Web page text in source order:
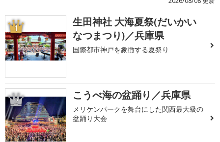
1
生田神社 大海夏祭(だいかい
なつまつり)／兵庫県
国際都市神戸を象徴する夏祭り
2 こうべ海の盆踊り／兵庫県
メリケンパークを舞台にした関西最大級の
盆踊り大会